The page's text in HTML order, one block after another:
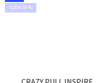
SLEVA 30 %